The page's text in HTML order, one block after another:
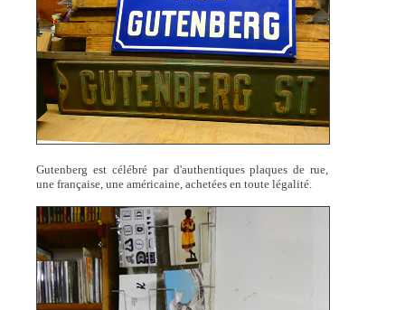
Gutenberg est célébré par d'authentiques plaques de rue,
une française, une américaine, achetées en toute légalité.